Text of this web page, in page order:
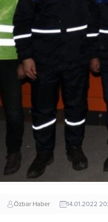
Özbar Haber 14.01.2022